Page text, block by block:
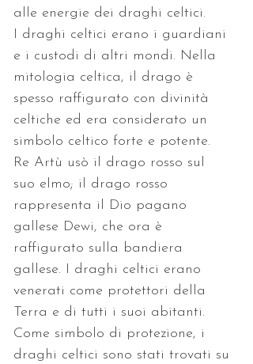
alle energie dei draghi celtici.
I draghi celtici erano i guardiani
e i custodi di altri mondi. Nella
mitologia celtica, il drago è
spesso raffigurato con divinità
celtiche ed era considerato un
simbolo celtico forte e potente.
Re Artù usò il drago rosso sul
suo elmo; il drago rosso
rappresenta il Dio pagano
gallese Dewi, che ora è
raffigurato sulla bandiera
gallese. I draghi celtici erano
venerati come protettori della
Terra e di tutti i suoi abitanti.
Come simbolo di protezione, i
draghi celtici sono stati trovati su